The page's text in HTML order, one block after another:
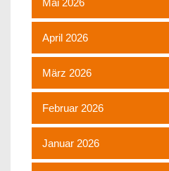
Mai 2026
April 2026
März 2026
Februar 2026
Januar 2026